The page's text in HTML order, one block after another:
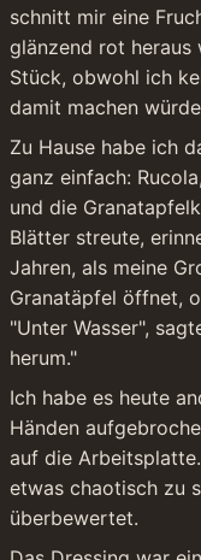
schnitt mir eine
glänzend rot heraus
Stück, obwohl ich
damit machen
Zu Hause habe ich
ganz einfach:
und die
Blätter streute,
Jahren, als meine
Granatäpfel öffnet,
"Unter Wasser",
herum."
Ich habe es heute
Händen
auf die
etwas chaotisch zu
überbewertet.